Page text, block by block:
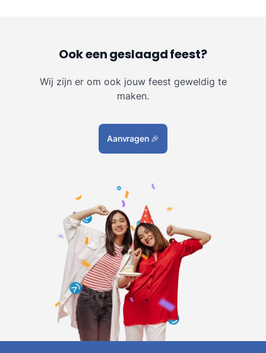
Ook een geslaagd feest?
Wij zijn er om ook jouw feest geweldig te
maken.
Aanvragen 🎉